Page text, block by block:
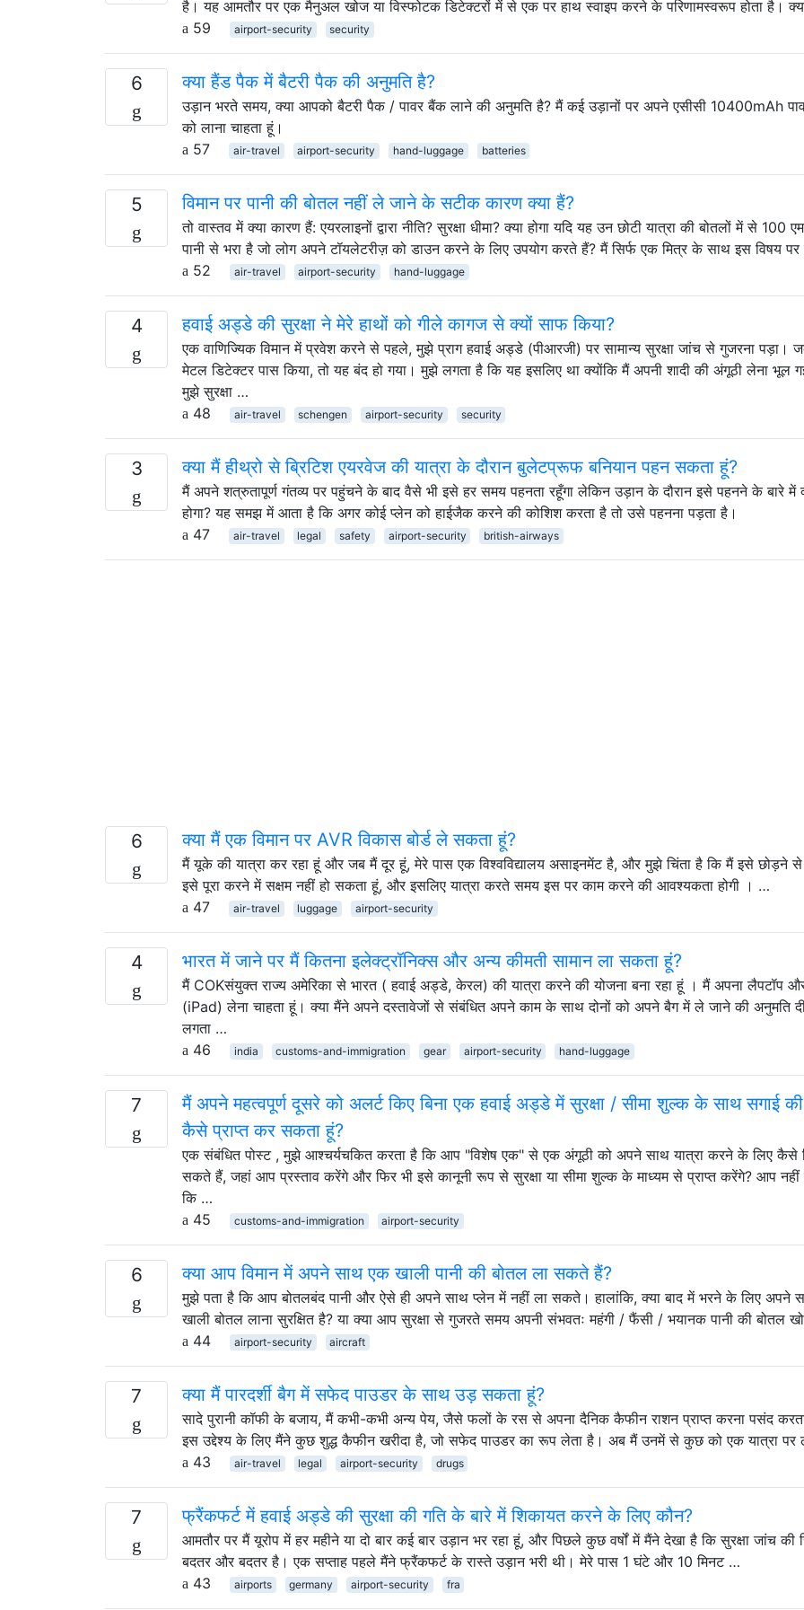
है। यह आमतौर पर एक मैनुअल खोज या विस्फोटक डिटेक्टरों में से एक पर हाथ स्वाइप करने के परिणामस्वरूप होता है।
59
airport-security security
6 क्या हैंड पैक में बैटरी पैक की अनुमति है?
उड़ान भरते समय, क्या आपको बैटरी पैक / पावर बैंक लाने की अनुमति है? मैं कई उड़ानों पर अपने एसीसी 10400mAh
को लाना चाहता हूं।
57
air-travel airport-security hand-luggage batteries
5 विमान पर पानी की बोतल नहीं ले जाने के सटीक कारण क्या हैं?
तो वास्तव में क्या कारण हैं: एयरलाइनों द्वारा नीति? सुरक्षा धीमा? क्या होगा यदि यह उन छोटी यात्रा की बोतलों में से 100
पानी से भरा है जो लोग अपने टॉयलेटरीज़ को डाउन करने के लिए उपयोग करते हैं? मैं सिर्फ एक मित्र के साथ इस विषय पर
52
air-travel airport-security hand-luggage
4 हवाई अड्डे की सुरक्षा ने मेरे हाथों को गीले कागज से क्यों साफ किया?
एक वाणिज्यिक विमान में प्रवेश करने से पहले, मुझे प्राग हवाई अड्डे (पीआरजी) पर सामान्य सुरक्षा जांच से गुजरना पड़ा।
मेटल डिटेक्टर पास किया, तो यह बंद हो गया। मुझे लगता है कि यह इसलिए था क्योंकि मैं अपनी शादी की अंगूठी लेना भूल
मुझे सुरक्षा …
48
air-travel schengen airport-security security
3 क्या मैं हीथ्रो से ब्रिटिश एयरवेज की यात्रा के दौरान बुलेटप्रूफ बनियान पहन सकता हूं?
मैं अपने शत्रुतापूर्ण गंतव्य पर पहुंचने के बाद वैसे भी इसे हर समय पहनता रहूँगा लेकिन उड़ान के दौरान इसे पहनने के बारे में
होगा? यह समझ में आता है कि अगर कोई प्लेन को हाईजैक करने की कोशिश करता है तो उसे पहनना पड़ता है।
47
air-travel legal safety airport-security british-airways
6 क्या मैं एक विमान पर AVR विकास बोर्ड ले सकता हूं?
मैं यूके की यात्रा कर रहा हूं और जब मैं दूर हूं, मेरे पास एक विश्वविद्यालय असाइनमेंट है, और मुझे चिंता है कि मैं इसे छोड़ने
इसे पूरा करने में सक्षम नहीं हो सकता हूं, और इसलिए यात्रा करते समय इस पर काम करने की आवश्यकता होगी । …
47
air-travel luggage airport-security
4 भारत में जाने पर मैं कितना इलेक्ट्रॉनिक्स और अन्य कीमती सामान ला सकता हूं?
मैं COKसंयुक्त राज्य अमेरिका से भारत ( हवाई अड्डे, केरल) की यात्रा करने की योजना बना रहा हूं । मैं अपना लैपटॉप
(iPad) लेना चाहता हूं। क्या मैंने अपने दस्तावेजों से संबंधित अपने काम के साथ दोनों को अपने बैग में ले जाने की अनुमति
लगता …
46
india customs-and-immigration gear airport-security hand-luggage
7
मैं अपने महत्वपूर्ण दूसरे को अलर्ट किए बिना एक हवाई अड्डे में सुरक्षा / सीमा शुल्क के साथ सगाई
कैसे प्राप्त कर सकता हूं?
एक संबंधित पोस्ट , मुझे आश्चर्यचकित करता है कि आप "विशेष एक" से एक अंगूठी को अपने साथ यात्रा करने के लिए कैसे
सकते हैं, जहां आप प्रस्ताव करेंगे और फिर भी इसे कानूनी रूप से सुरक्षा या सीमा शुल्क के माध्यम से प्राप्त करेंगे? आप नहीं
कि …
45
customs-and-immigration airport-security
6 क्या आप विमान में अपने साथ एक खाली पानी की बोतल ला सकते हैं?
मुझे पता है कि आप बोतलबंद पानी और ऐसे ही अपने साथ प्लेन में नहीं ला सकते। हालांकि, क्या बाद में भरने के लिए अपने
खाली बोतल लाना सुरक्षित है? या क्या आप सुरक्षा से गुजरते समय अपनी संभवतः महंगी / फैंसी / भयानक पानी की बोतल
44
airport-security aircraft
7 क्या मैं पारदर्शी बैग में सफेद पाउडर के साथ उड़ सकता हूं?
सादे पुरानी कॉफी के बजाय, मैं कभी-कभी अन्य पेय, जैसे फलों के रस से अपना दैनिक कैफीन राशन प्राप्त करना पसंद
इस उद्देश्य के लिए मैंने कुछ शुद्ध कैफीन खरीदा है, जो सफेद पाउडर का रूप लेता है। अब मैं उनमें से कुछ को एक यात्रा
43
air-travel legal airport-security drugs
7 फ्रैंकफर्ट में हवाई अड्डे की सुरक्षा की गति के बारे में शिकायत करने के लिए कौन?
आमतौर पर मैं यूरोप में हर महीने या दो बार कई बार उड़ान भर रहा हूं, और पिछले कुछ वर्षों में मैंने देखा है कि सुरक्षा जांच की
बदतर और बदतर है। एक सप्ताह पहले मैंने फ्रैंकफर्ट के रास्ते उड़ान भरी थी। मेरे पास 1 घंटे और 10 मिनट …
43
airports germany airport-security fra